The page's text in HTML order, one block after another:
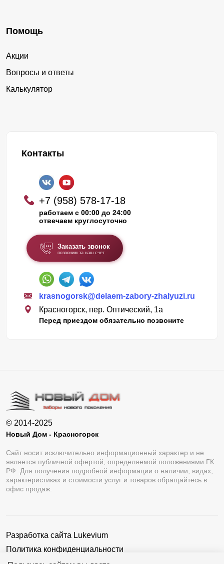
Помощь
Акции
Вопросы и ответы
Калькулятор
Контакты
+7 (958) 578-17-18
работаем с 00:00 до 24:00
отвечаем круглосуточно
Заказать звонок
позвоним за наш счет
krasnogorsk@delaem-zabory-zhalyuzi.ru
Красногорск, пер. Оптический, 1а
Перед приездом обязательно позвоните
© 2014-2025
Новый Дом - Красногорск
Сайт носит исключительно информационный характер и не
является публичной офертой, определяемой положениями ГК
РФ. Для получения подробной информации о наличии, видах,
характеристиках и стоимости услуг и товаров обращайтесь в
офис продаж.
Разработка сайта Lukevium
Политика конфиденциальности
Пользовательское соглашение